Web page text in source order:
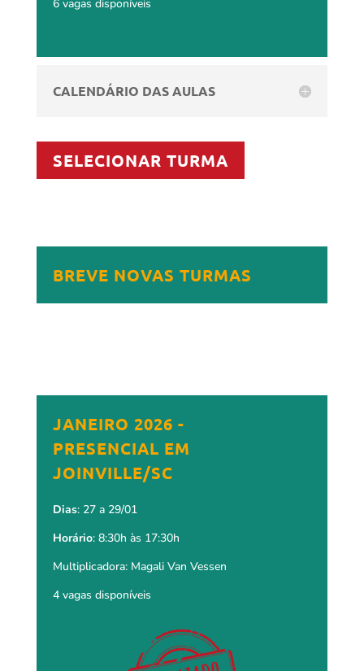
6 vagas disponíveis
CALENDÁRIO DAS AULAS
SELECIONAR TURMA
BREVE NOVAS TURMAS
JANEIRO 2026 -
PRESENCIAL EM
JOINVILLE/SC
Dias: 27 a 29/01
Horário: 8:30h às 17:30h
Multiplicadora: Magali Van Vessen
4 vagas disponíveis